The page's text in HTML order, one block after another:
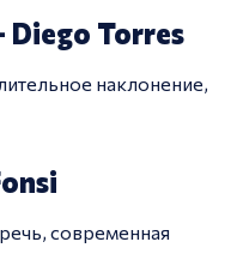
Diego Torres
наклонение,
современная